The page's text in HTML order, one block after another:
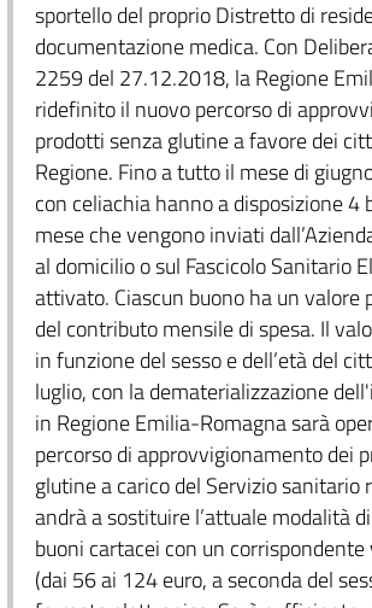
sportello del proprio Distretto di
documentazione medica. Con
2259 del 27.12.2018, la Regione
ridefinito il nuovo percorso di
prodotti senza glutine a favore dei
Regione. Fino a tutto il mese di
con celiachia hanno a disposizione 4
mese che vengono inviati
al domicilio o sul Fascicolo Sanitario
attivato. Ciascun buono ha un valore
del contributo mensile di spesa. Il
in funzione del sesso e dell’età del
luglio, con la dematerializzazione
in Regione Emilia-Romagna sarà
percorso di approvvigionamento dei
glutine a carico del Servizio sanitario
andrà a sostituire l’attuale modalità
buoni cartacei con un
(dai 56 ai 124 euro, a seconda del